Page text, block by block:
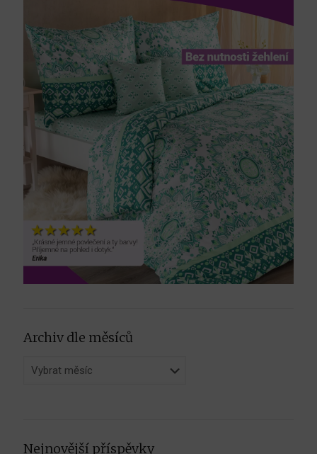
Archiv dle měsíců
dle
Nejnovější příspěvky